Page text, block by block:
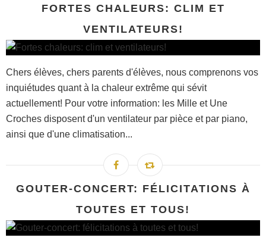
FORTES CHALEURS: CLIM ET
VENTILATEURS!
Chers élèves, chers parents d'élèves, nous comprenons vos
inquiétudes quant à la chaleur extrême qui sévit
actuellement! Pour votre information: les Mille et Une
Croches disposent d'un ventilateur par pièce et par piano,
ainsi que d'une climatisation...
GOUTER-CONCERT: FÉLICITATIONS À
TOUTES ET TOUS!